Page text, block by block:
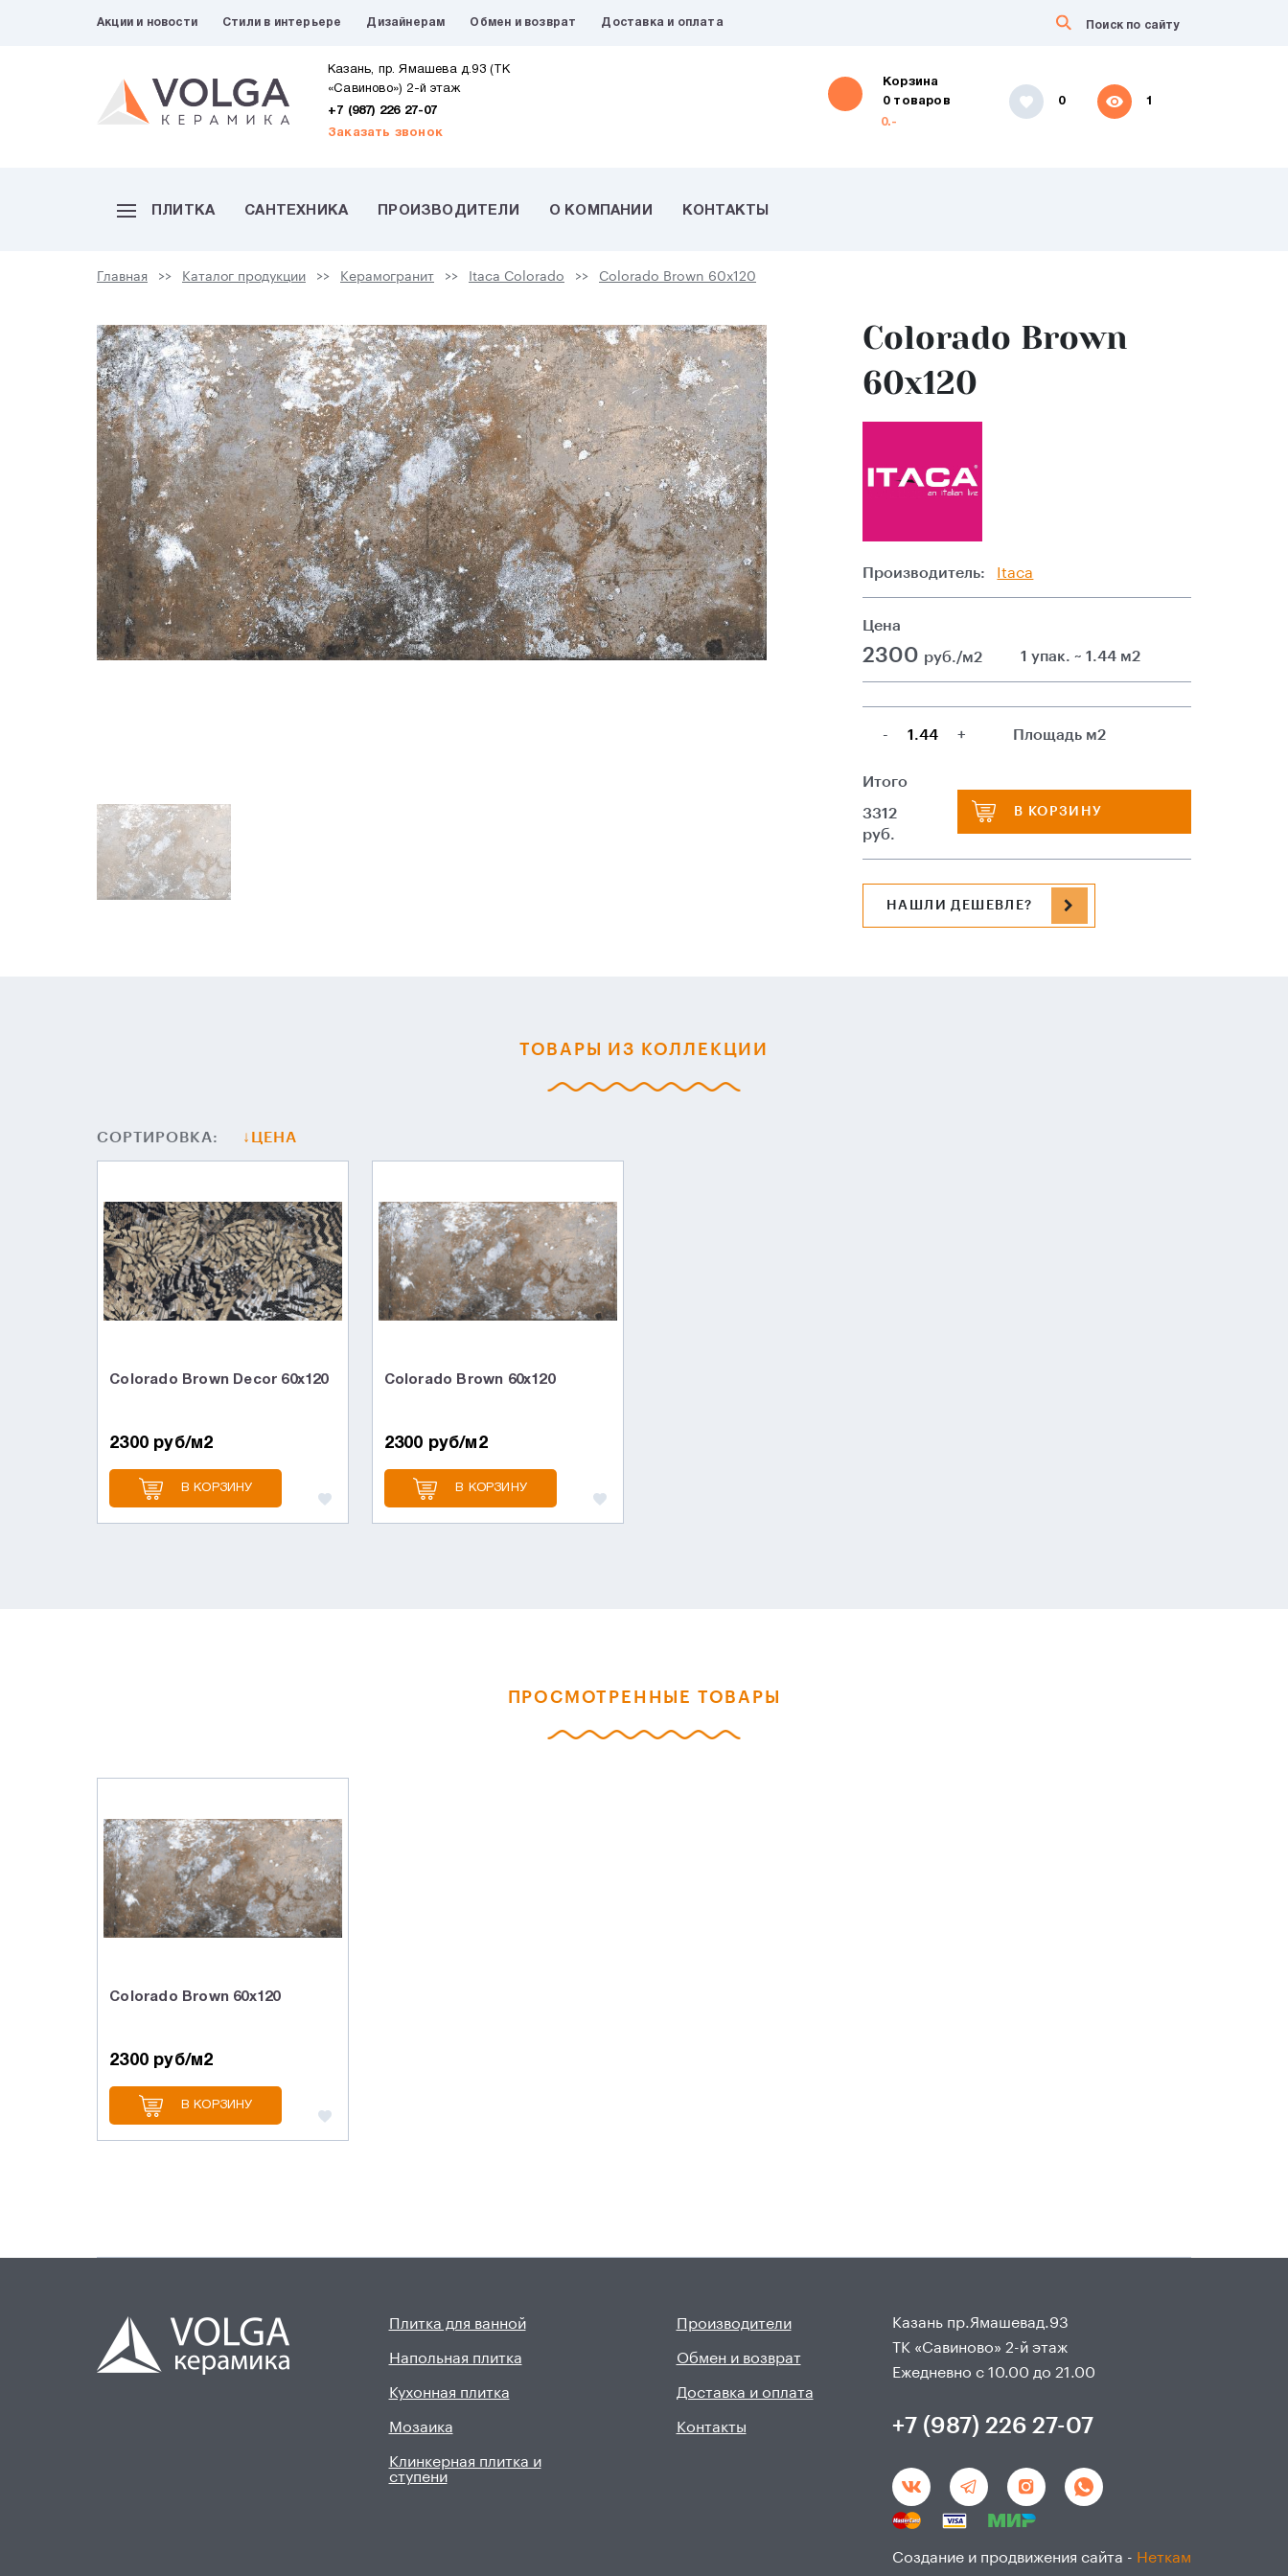
Акции и новости Стили в интерьере Дизайнерам Обмен и возврат Доставка и оплата
Казань, пр. Ямашева д.93 (ТК
«Савиново») 2-й этаж
+7 (987) 226 27-07
Заказать звонок
Корзина
0 товаров
0.-
0 1
ПЛИТКА САНТЕХНИКА ПРОИЗВОДИТЕЛИ О КОМПАНИИ КОНТАКТЫ
Главная Каталог продукции Керамогранит Itaca Colorado Colorado Brown 60х120
Colorado Brown
60х120
Производитель: Itaca
Цена
2300 руб./м2 1 упак. ~ 1.44 м2
- + Площадь м2
Итого
3312
руб.
В КОРЗИНУ
НАШЛИ ДЕШЕВЛЕ?
ТОВАРЫ ИЗ КОЛЛЕКЦИИ
СОРТИРОВКА: ЦЕНА
Colorado Brown Decor 60х120
2300 руб/м2
В КОРЗИНУ
Colorado Brown 60х120
2300 руб/м2
В КОРЗИНУ
ПРОСМОТРЕННЫЕ ТОВАРЫ
Colorado Brown 60х120
2300 руб/м2
В КОРЗИНУ
Плитка для ванной
Напольная плитка
Кухонная плитка
Мозаика
Клинкерная плитка и
ступени
Производители
Обмен и возврат
Доставка и оплата
Контакты
Казань пр.Ямашевад.93
ТК «Савиново» 2-й этаж
Ежедневно с 10.00 до 21.00
+7 (987) 226 27-07
Создание и продвижения сайта - Неткам